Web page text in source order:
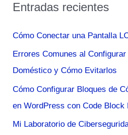
c
p
o
r
:
Entradas recientes
Cómo Conectar una Pantalla
Errores Comunes al Configurar
Doméstico y Cómo Evitarlos
Cómo Configurar Bloques de
en WordPress con Code Block
Mi Laboratorio de